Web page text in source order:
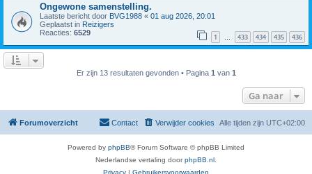
Ongewone samenstelling.
Laatste bericht door BVG1988 « 01 aug 2026, 20:01
Geplaatst in Reizigers
Reacties: 6529 1 … 433 434 435 436
Er zijn 13 resultaten gevonden • Pagina 1 van 1
Ga naar
Forumoverzicht Alle tijden zijn UTC+02:00
Verwijder cookies
Contact
Powered by phpBB® Forum Software © phpBB Limited
Nederlandse vertaling doorphpBB.nl
Privacy | Gebruikersvoorwaarden